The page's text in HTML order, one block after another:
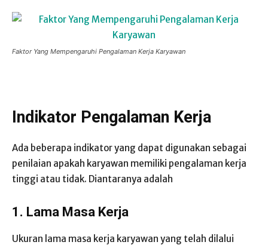
Faktor Yang Mempengaruhi Pengalaman Kerja Karyawan
Indikator Pengalaman Kerja
Ada beberapa indikator yang dapat digunakan sebagai
penilaian apakah karyawan memiliki pengalaman kerja
tinggi atau tidak. Diantaranya adalah
1. Lama Masa Kerja
Ukuran lama masa kerja karyawan yang telah dilalui